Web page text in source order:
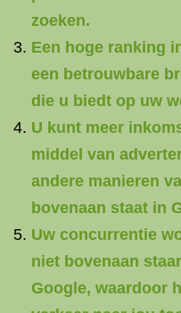
zoeken.
Een hoge ranking
een betrouwbare
die u biedt op uw
U kunt meer
middel van
andere manieren
bovenaan staat in
Uw concurrentie
niet bovenaan
Google, waardoor